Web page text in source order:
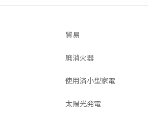
貿易
廃消火器
使用済小型家電
太陽光発電